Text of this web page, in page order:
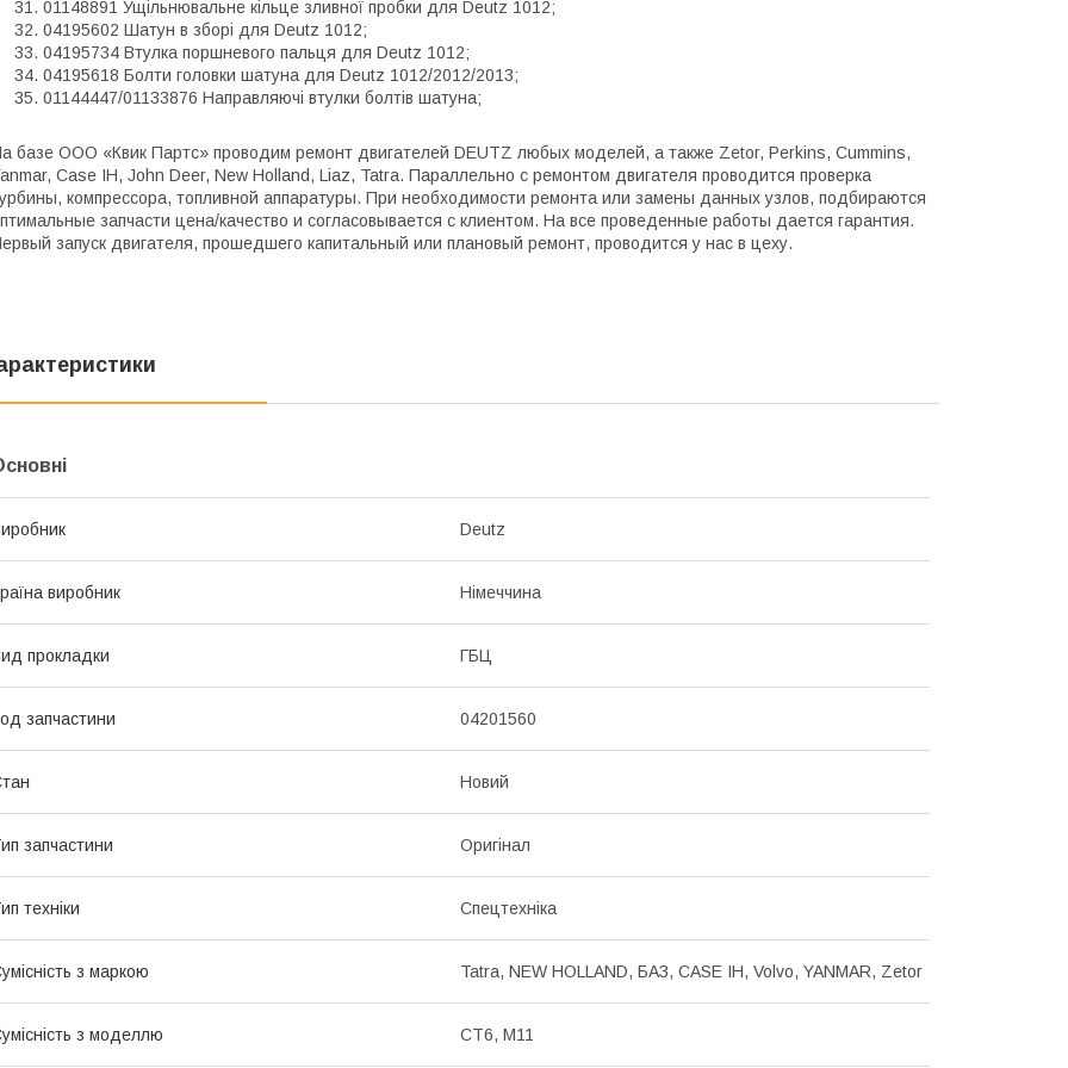
01148891 Ущільнювальне кільце зливної пробки для Deutz 1012;
04195602 Шатун в зборі для Deutz 1012;
04195734 Втулка поршневого пальця для Deutz 1012;
04195618 Болти головки шатуна для Deutz 1012/2012/2013;
01144447/01133876 Направляючі втулки болтів шатуна;
базе ООО «Квик Партс» проводим ремонт двигателей DEUTZ любых моделей, а также Zetor, Perkins, Cummins,
Case IH, John Deer, New Holland, Liaz, Tatra. Параллельно с ремонтом двигателя проводится проверка
компрессора, топливной аппаратуры. При необходимости ремонта или замены данных узлов, подбираются
запчасти цена/качество и согласовывается с клиентом. На все проведенные работы дается гарантия.
запуск двигателя, прошедшего капитальный или плановый ремонт, проводится у нас в цеху.
Deutz
виробник Німеччина
прокладки ГБЦ
запчастини 04201560
Новий
запчастини Оригінал
техніки Спецтехніка
з маркою Tatra, NEW HOLLAND, БАЗ, CASE IH, Volvo, YANMAR, Zetor
з моделлю CT6, M11